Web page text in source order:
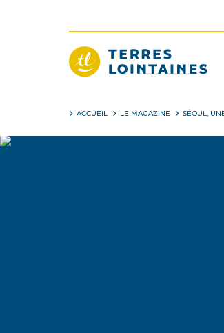
contenu
ACCUEIL LE MAGAZINE SÉOUL,